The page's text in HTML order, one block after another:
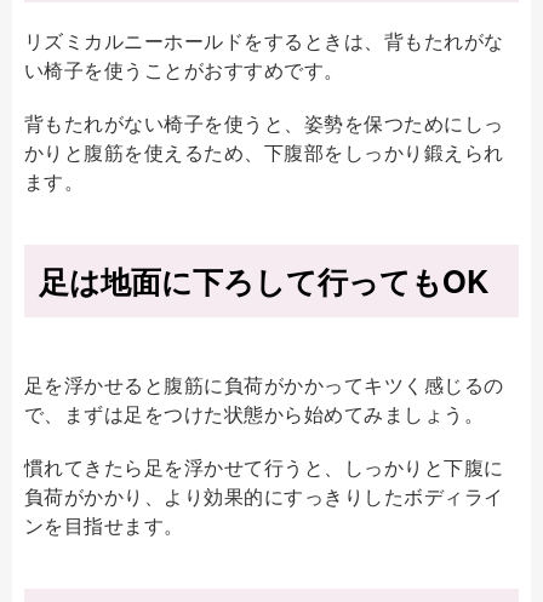
リズミカルニーホールドをするときは、背もたれがな
い椅子を使うことがおすすめです。
背もたれがない椅子を使うと、姿勢を保つためにしっ
かりと腹筋を使えるため、下腹部をしっかり鍛えられ
ます。
足は地面に下ろして行ってもOK
足を浮かせると腹筋に負荷がかかってキツく感じるの
で、まずは足をつけた状態から始めてみましょう。
慣れてきたら足を浮かせて行うと、しっかりと下腹に
負荷がかかり、より効果的にすっきりしたボディライ
ンを目指せます。